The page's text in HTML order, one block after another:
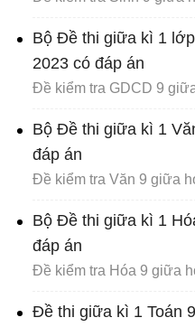
Bộ Đề thi giữa kì 1
2023 có đáp án
Đề kiểm tra GDCD 9
Bộ Đề thi giữa kì 1
đáp án
Đề kiểm tra Văn 9 giữa
Bộ Đề thi giữa kì 1
đáp án
Đề kiểm tra Hóa 9 giữa
Đề thi giữa kì 1 Toán